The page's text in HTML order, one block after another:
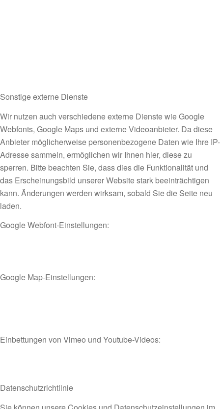
Sonstige externe Dienste
Wir nutzen auch verschiedene externe Dienste wie Google
Webfonts, Google Maps und externe Videoanbieter. Da diese
Anbieter möglicherweise personenbezogene Daten wie Ihre IP-
Adresse sammeln, ermöglichen wir Ihnen hier, diese zu
sperren. Bitte beachten Sie, dass dies die Funktionalität und
das Erscheinungsbild unserer Website stark beeinträchtigen
kann. Änderungen werden wirksam, sobald Sie die Seite neu
laden.
Google Webfont-Einstellungen:
Google Map-Einstellungen:
Einbettungen von Vimeo und Youtube-Videos:
Datenschutzrichtlinie